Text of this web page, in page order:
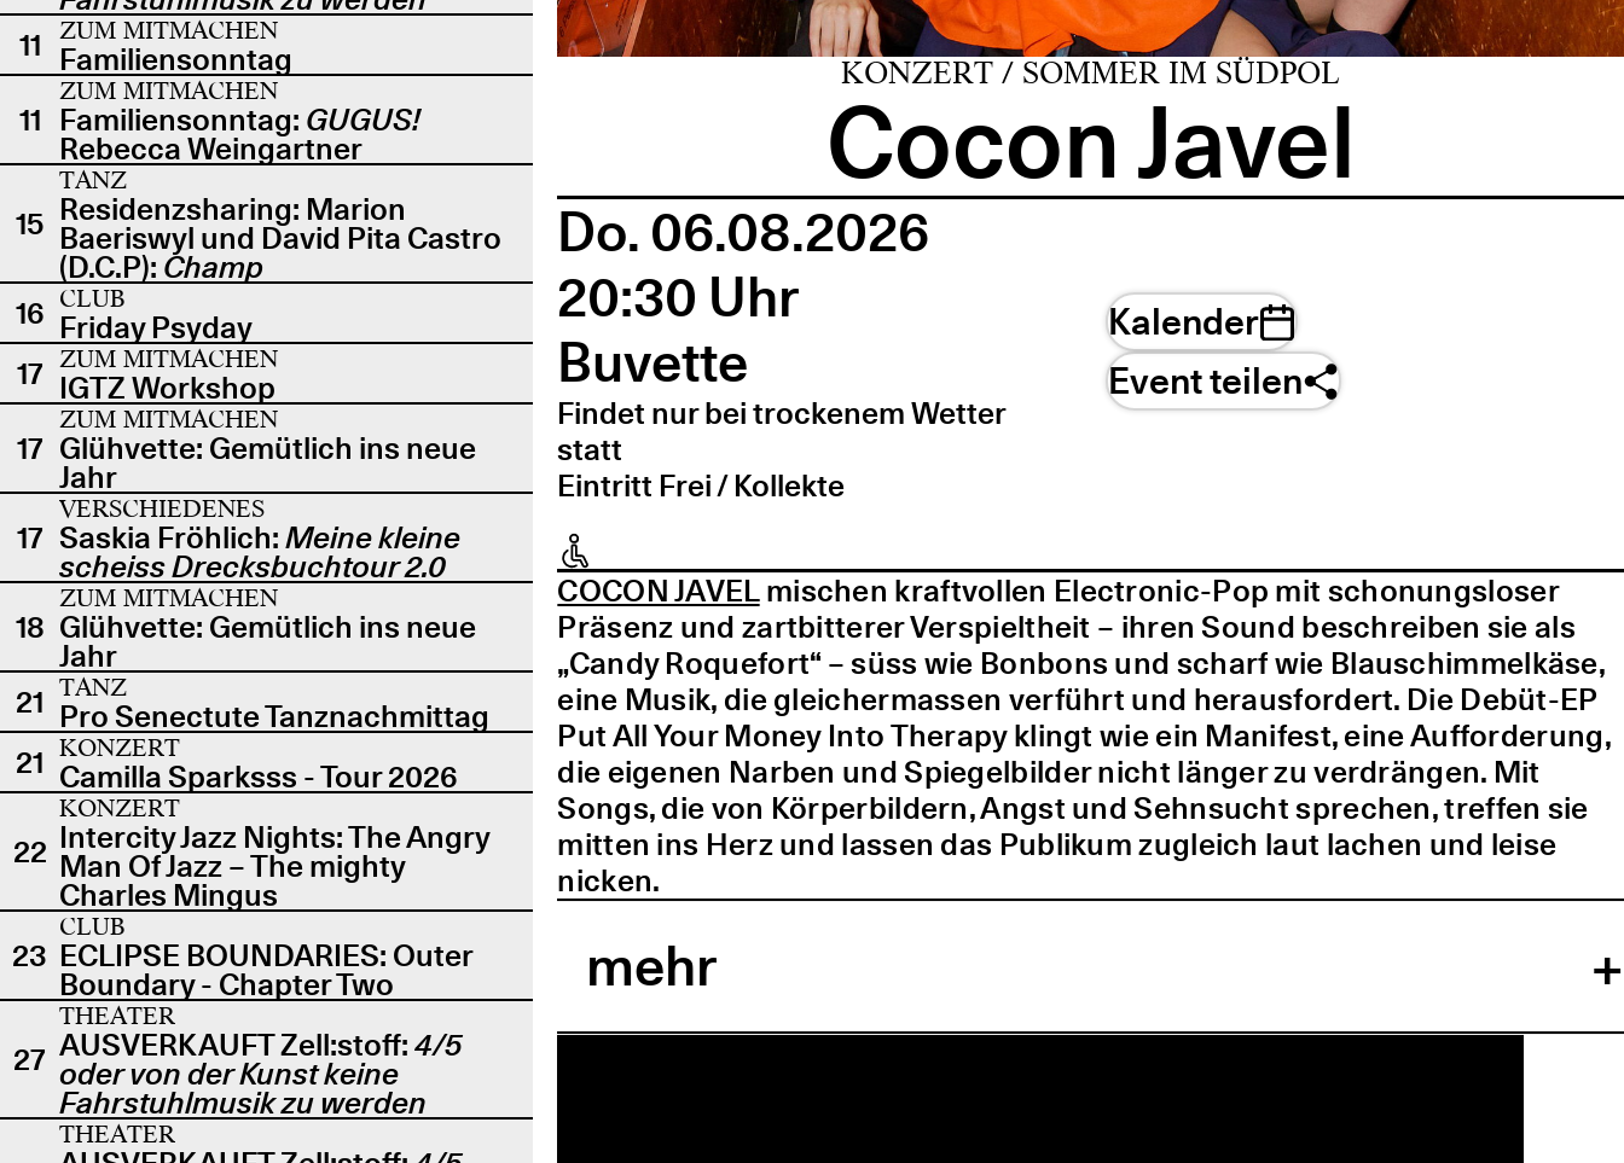
11
ZUM MITMACHEN
Familiensonntag
11
ZUM MITMACHEN
Familiensonntag: GUGUS!
Rebecca Weingartner
15
TANZ
Residenzsharing: Marion
Baeriswyl und David Pita Castro
(D.C.P): Champ
16 CLUB
Friday Psyday
17 ZUM MITMACHEN
IGTZ Workshop
17
ZUM MITMACHEN
Glühvette: Gemütlich ins neue
Jahr
17
VERSCHIEDENES
Saskia Fröhlich: Meine kleine
scheiss Drecksbuchtour 2.0
18
ZUM MITMACHEN
Glühvette: Gemütlich ins neue
Jahr
21 TANZ
Pro Senectute Tanznachmittag
21 KONZERT
Camilla Sparksss - Tour 2026
22
KONZERT
Intercity Jazz Nights: The Angry
Man Of Jazz – The mighty
Charles Mingus
23
CLUB
ECLIPSE BOUNDARIES: Outer
Boundary - Chapter Two
27
THEATER
AUSVERKAUFT Zell:stoff: 4/5
oder von der Kunst keine
Fahrstuhlmusik zu werden
THEATER
KONZERT / SOMMER IM SÜDPOL
Cocon Javel
Do. 06.08.2026
20:30 Uhr
Buvette
Findet nur bei trockenem Wetter
statt
Eintritt Frei / Kollekte
Kalender
Event teilen
COCON JAVELmischen kraftvollen Electronic-Pop mit schonungsloser
Präsenz und zartbitterer Verspieltheit – ihren Sound beschreiben sie als
„Candy Roquefort“ – süss wie Bonbons und scharf wie Blauschimmelkäse,
eine Musik, die gleichermassen verführt und herausfordert. Die Debüt-EP
Put All Your Money Into Therapy klingt wie ein Manifest, eine Aufforderung,
die eigenen Narben und Spiegelbilder nicht länger zu verdrängen. Mit
Songs, die von Körperbildern, Angst und Sehnsucht sprechen, treffen sie
mitten ins Herz und lassen das Publikum zugleich laut lachen und leise
nicken.
mehr